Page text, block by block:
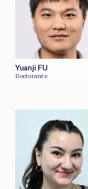
Yuanji FU
Doctorant·e